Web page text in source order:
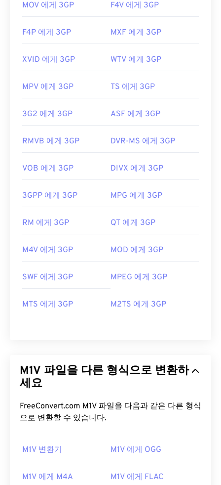
00 00 00
00 00 00
MOV 에게 3GP F4V 에게 3GP
F4P 에게 3GP MXF 에게 3GP
XVID 에게 3GP WTV 에게 3GP
MPV 에게 3GP TS 에게 3GP
3G2 에게 3GP ASF 에게 3GP
RMVB 에게 3GP DVR-MS 에게 3GP
VOB 에게 3GP DIVX 에게 3GP
3GPP 에게 3GP MPG 에게 3GP
RM 에게 3GP QT 에게 3GP
M4V 에게 3GP MOD 에게 3GP
SWF 에게 3GP MPEG 에게 3GP
MTS 에게 3GP M2TS 에게 3GP
M1V 파일을 다른 형식으로 변환하
세요
FreeConvert.com M1V 파일을 다음과 같은 다른 형식
으로 변환할 수 있습니다.
M1V 변환기 M1V 에게 OGG
M1V 에게 M4A M1V 에게 FLAC